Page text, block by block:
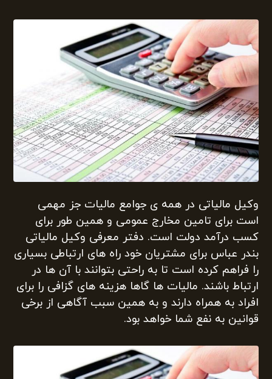
وکیل مالیاتی در همه ی جوامع مالیات جز مهمی
است برای تامین مخارج عمومی و همین طور برای
کسب درآمد دولت است. دفتر معرفی وکیل مالیاتی
بندر عباس برای مشتریان خود راه های ارتباطی بسیاری
را فراهم کرده است تا به راحتی بتوانند با آن ها در
ارتباط باشند. مالیات ها گاها هزینه های گزافی را برای
افراد به همراه دارند و به همین سبب آگاهی از برخی
قوانین به نفع شما خواهد بود.